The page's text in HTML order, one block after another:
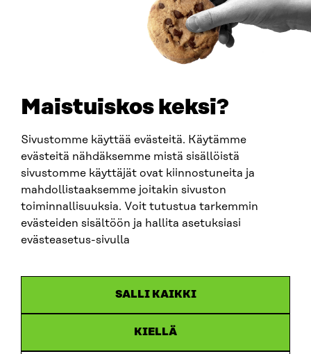
Maistuiskos keksi?
Sivustomme käyttää evästeitä. Käytämme
evästeitä nähdäksemme mistä sisällöistä
sivustomme käyttäjät ovat kiinnostuneita ja
mahdollistaaksemme joitakin sivuston
toiminnallisuuksia. Voit tutustua tarkemmin
evästeiden sisältöön ja hallita asetuksiasi
evästeasetus-sivulla
SALLI KAIKKI
KIELLÄ
SITRA SOSIAALISESSA MEDIASSA
LinkedIn
Instagram
YouTube